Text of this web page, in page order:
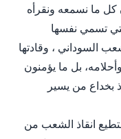
كل ما نسمعه ونقرأه
تسمي نفسها
السوداني ، وقادتها
بل ما يؤمنون
بخداع من يسير
انقاذ الشعب من